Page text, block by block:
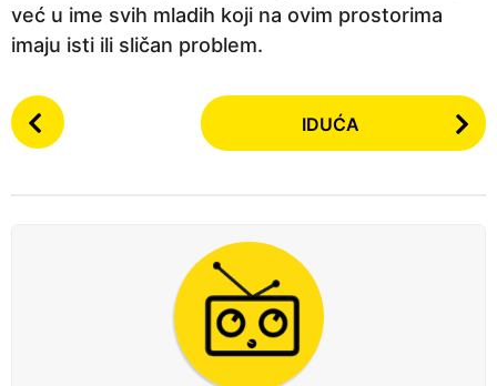
već u ime svih mladih koji na ovim prostorima
imaju isti ili sličan problem.
P
o
IDUĆA